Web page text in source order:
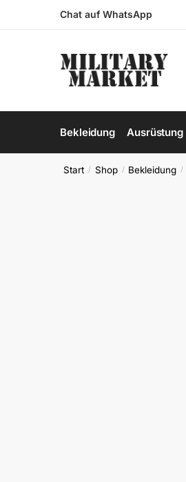
Chat auf WhatsApp
Bekleidung Ausrüstung
Start / Shop / Bekleidung /